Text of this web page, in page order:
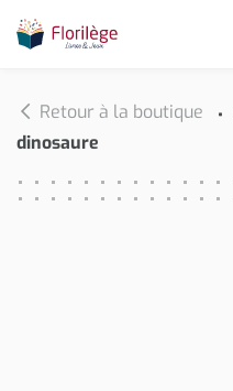
Retour à la boutique
dinosaure